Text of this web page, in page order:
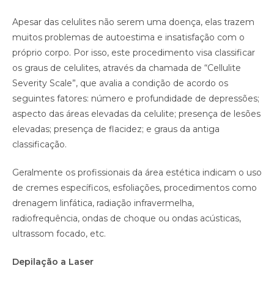
Apesar das celulites não serem uma doença, elas trazem
muitos problemas de autoestima e insatisfação com o
próprio corpo. Por isso, este procedimento visa classificar
os graus de celulites, através da chamada de “Cellulite
Severity Scale”, que avalia a condição de acordo os
seguintes fatores: número e profundidade de depressões;
aspecto das áreas elevadas da celulite; presença de lesões
elevadas; presença de flacidez; e graus da antiga
classificação.
Geralmente os profissionais da área estética indicam o uso
de cremes específicos, esfoliações, procedimentos como
drenagem linfática, radiação infravermelha,
radiofrequência, ondas de choque ou ondas acústicas,
ultrassom focado, etc.
Depilação a Laser